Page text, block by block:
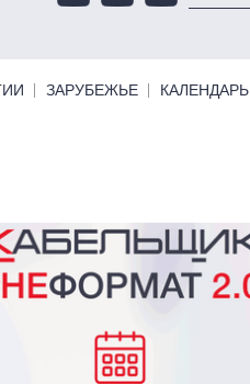
ЗАРУБЕЖЬЕ КАЛЕНДАРЬ